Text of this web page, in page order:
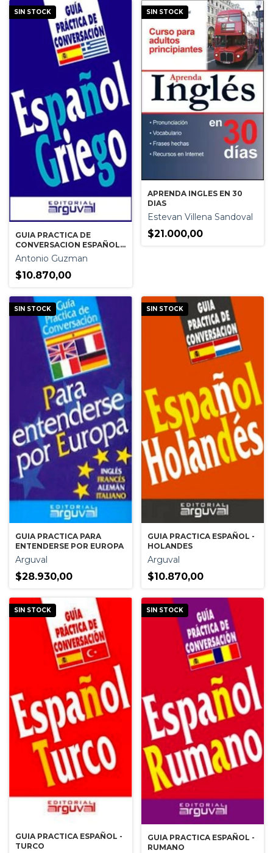
SIN STOCK
GUIA PRACTICA DE
CONVERSACION ESPAÑOL-
GRIEGO
Antonio Guzman
$10.870,00
SIN STOCK
APRENDA INGLES EN 30
DIAS
Estevan Villena Sandoval
$21.000,00
SIN STOCK
GUIA PRACTICA PARA
ENTENDERSE POR EUROPA
Arguval
$28.930,00
SIN STOCK
GUIA PRACTICA ESPAÑOL -
HOLANDES
Arguval
$10.870,00
SIN STOCK
GUIA PRACTICA ESPAÑOL -
TURCO
SIN STOCK
GUIA PRACTICA ESPAÑOL -
RUMANO